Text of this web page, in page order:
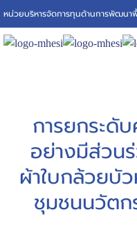
Skip
to
content
หน่วยบริหารจัดการทุนด้านการพัฒนา
Search
การยกระดั
อย่างมีส่วน
ผ้าใบกล้วยบั
ชุมชนนวัตก